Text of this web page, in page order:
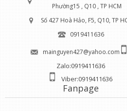
Phường15 , Q10 , TP HCM
Số 427 Hoà Hảo, F5, Q10, TP
0919411636
mainguyen427@yahoo.com
Zalo:0919411636
Viber:0919411636
Fanpage